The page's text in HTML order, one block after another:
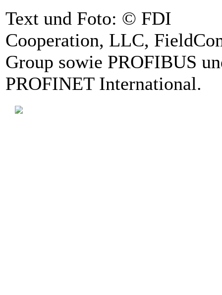
Text und Foto: © FDI
Cooperation, LLC,
Group sowie PROFIBUS
PROFINET International.